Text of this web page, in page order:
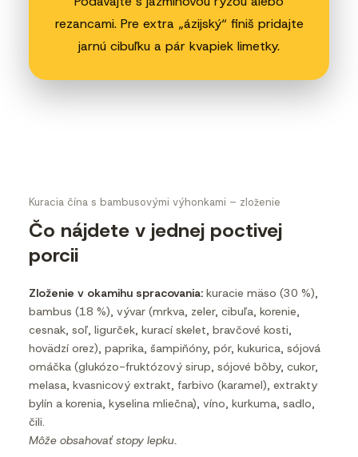
rezancami. Pre extra „ázijský“ finiš pridajte
jarnú cibuľku a pár kvapiek limetky.
Kuracia čína s bambusovými výhonkami – zloženie
Čo nájdete v jednej poctivej
porcii
Zloženie v okamihu spracovania: kuracie mäso (30 %),
bambus (18 %), vývar (mrkva, zeler, cibuľa, korenie,
cesnak, soľ, ligurček, kurací skelet, bravčové kosti,
hovädzí orez), paprika, šampiňóny, pór, kukurica, sójová
omáčka (glukózo-fruktózový sirup, sójové bôby, cukor,
melasa, kvasnicový extrakt, farbivo (karamel), extrakty
bylín a korenia, kyselina mliečna), víno, kurkuma, sadlo,
čili.
Môže obsahovať stopy lepku.